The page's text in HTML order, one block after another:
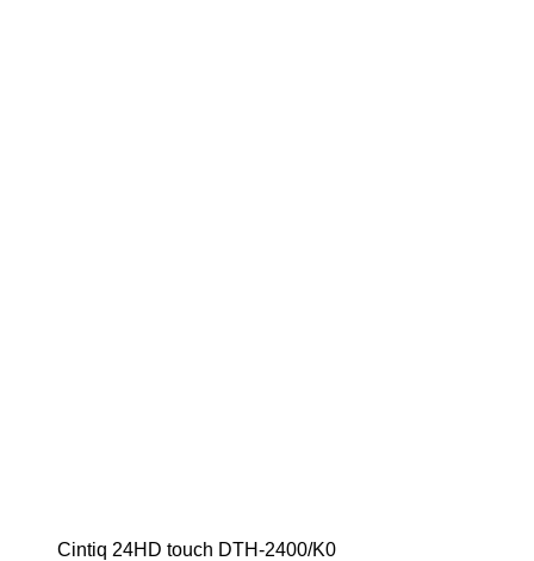
Cintiq 24HD touch DTH-2400/K0